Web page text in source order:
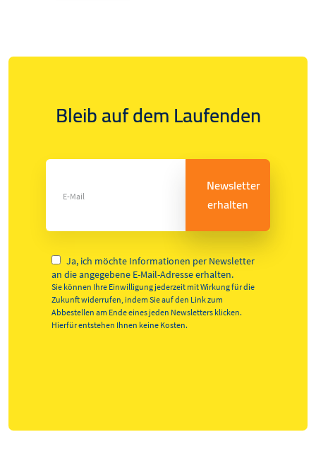
Bleib auf dem Laufenden
Newsletter
erhalten
Ja, ich möchte Informationen per Newsletter
an die angegebene E-Mail-Adresse erhalten.
Sie können Ihre Einwilligung jederzeit mit Wirkung für die
Zukunft widerrufen, indem Sie auf den Link zum
Abbestellen am Ende eines jeden Newsletters klicken.
Hierfür entstehen Ihnen keine Kosten.